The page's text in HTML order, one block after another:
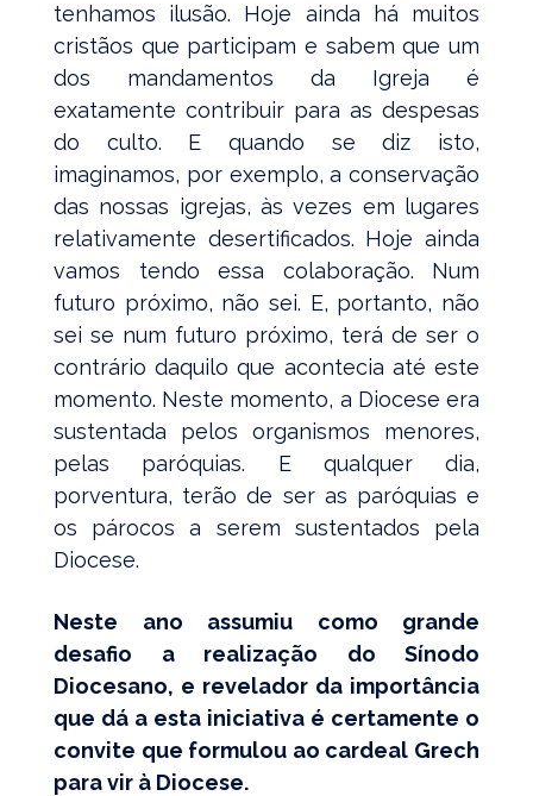
tenhamos ilusão. Hoje ainda há muitos
cristãos que participam e sabem que um
dos mandamentos da Igreja é
exatamente contribuir para as despesas
do culto. E quando se diz isto,
imaginamos, por exemplo, a conservação
das nossas igrejas, às vezes em lugares
relativamente desertificados. Hoje ainda
vamos tendo essa colaboração. Num
futuro próximo, não sei. E, portanto, não
sei se num futuro próximo, terá de ser o
contrário daquilo que acontecia até este
momento. Neste momento, a Diocese era
sustentada pelos organismos menores,
pelas paróquias. E qualquer dia,
porventura, terão de ser as paróquias e
os párocos a serem sustentados pela
Diocese.
Neste ano assumiu como grande
desafio a realização do Sínodo
Diocesano, e revelador da importância
que dá a esta iniciativa é certamente o
convite que formulou ao cardeal Grech
para vir à Diocese.